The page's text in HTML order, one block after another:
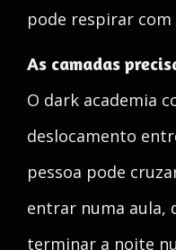
pode respirar com
As camadas
O dark academia
deslocamento
pessoa pode
entrar numa aula,
terminar a noite